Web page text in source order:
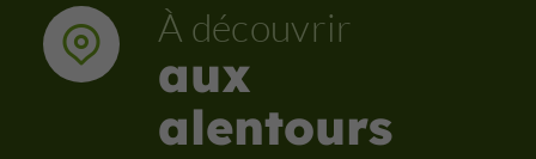
À découvrir
aux
alentours